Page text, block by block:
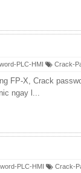
PLC-HMI Crack-
FP-X, Crack
ngay l...
PLC-HMI Crack-